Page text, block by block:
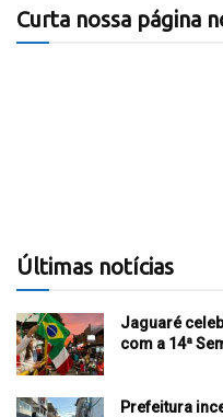
Curta nossa página
Últimas notícias
Jaguaré
com a 14ª
Prefeitura